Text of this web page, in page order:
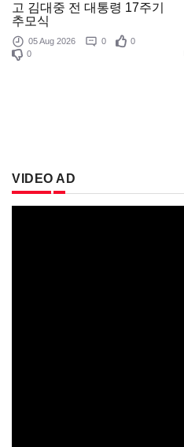
고 김대중 전 대통령 17주기
추모식
05 Aug 2026 0
0
0
VIDEO AD